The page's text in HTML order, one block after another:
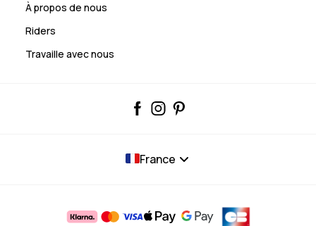
À propos de nous
Riders
Travaille avec nous
France